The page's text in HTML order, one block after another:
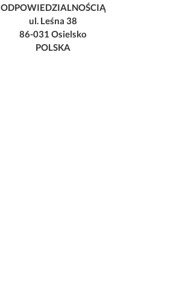
ODPOWIEDZIALNOŚCIĄ
ul. Leśna 38
86-031 Osielsko
POLSKA